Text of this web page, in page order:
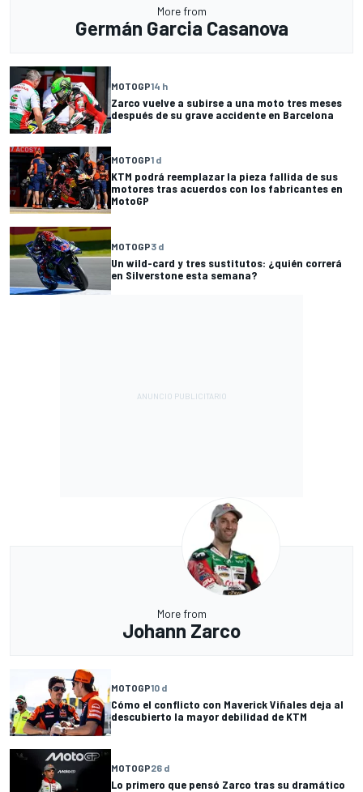
More from
Germán Garcia Casanova
MOTOGP14 h
Zarco vuelve a subirse a una moto tres meses
después de su grave accidente en Barcelona
MOTOGP1 d
KTM podrá reemplazar la pieza fallida de sus
motores tras acuerdos con los fabricantes en
MotoGP
MOTOGP3 d
Un wild-card y tres sustitutos: ¿quién correrá
en Silverstone esta semana?
More from
Johann Zarco
MOTOGP10 d
Cómo el conflicto con Maverick Viñales deja al
descubierto la mayor debilidad de KTM
MOTOGP26 d
Lo primero que pensó Zarco tras su dramático